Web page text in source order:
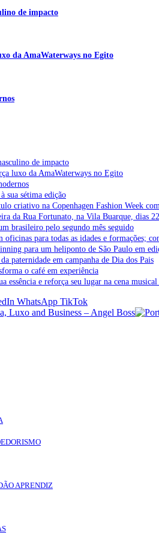
de impacto
da AmaWaterways no Egito
de impacto
luxo da AmaWaterways no Egito
sua sétima edição
criativo na Copenhagen Fashion Week
da Rua Fortunato, na Vila Buarque, dias
brasileiro pelo segundo mês seguido
para todas as idades e formações;
para um heliponto de São Paulo em
paternidade em campanha de Dia dos Pais
o café em experiência
essência e reforça seu lugar na cena
WhatsApp TikTok
APRENDIZ